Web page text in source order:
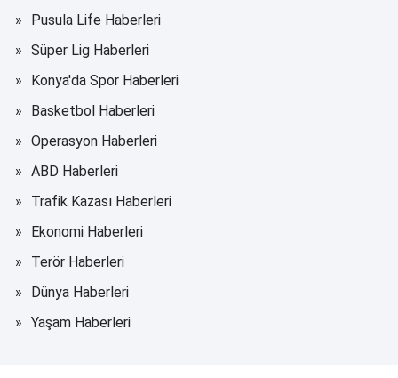
Pusula Life Haberleri
Süper Lig Haberleri
Konya'da Spor Haberleri
Basketbol Haberleri
Operasyon Haberleri
ABD Haberleri
Trafik Kazası Haberleri
Ekonomi Haberleri
Terör Haberleri
Dünya Haberleri
Yaşam Haberleri